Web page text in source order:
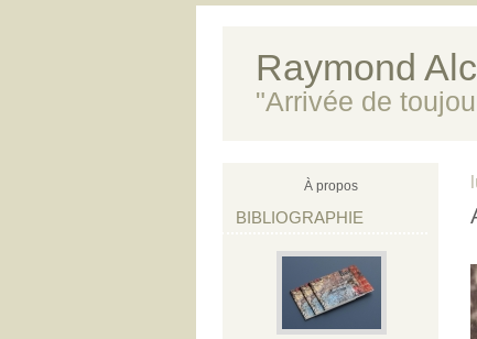
Raymond
"Arrivée de
À propos
BIBLIOGRAPHIE